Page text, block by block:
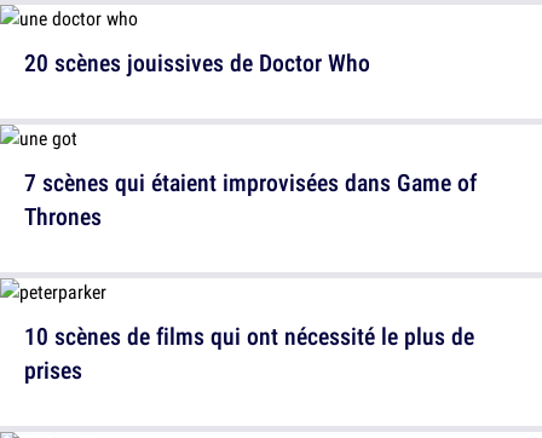
20 scènes jouissives de Doctor Who
10 scènes de films qui ont nécessité le plus de
prises
7 scènes qui étaient improvisées dans Game of
Thrones